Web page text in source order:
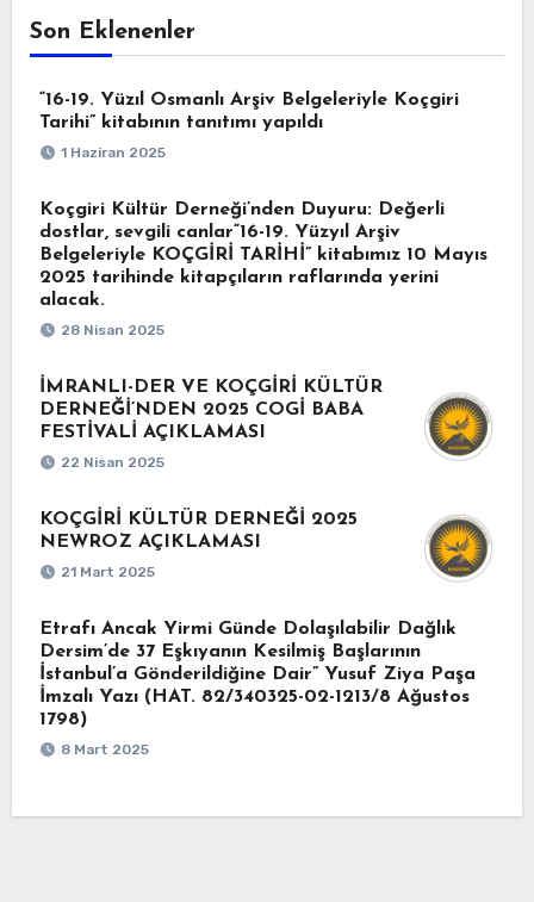
Son Eklenenler
“16-19. Yüzıl Osmanlı Arşiv Belgeleriyle Koçgiri
Tarihi” kitabının tanıtımı yapıldı
1 Haziran 2025
Koçgiri Kültür Derneği’nden Duyuru: Değerli
dostlar, sevgili canlar“16-19. Yüzyıl Arşiv
Belgeleriyle KOÇGİRİ TARİHİ” kitabımız 10 Mayıs
2025 tarihinde kitapçıların raflarında yerini
alacak.
28 Nisan 2025
İMRANLI-DER VE KOÇGİRİ KÜLTÜR
DERNEĞİ’NDEN 2025 COGİ BABA
FESTİVALİ AÇIKLAMASI
22 Nisan 2025
KOÇGİRİ KÜLTÜR DERNEĞİ 2025
NEWROZ AÇIKLAMASI
21 Mart 2025
Etrafı Ancak Yirmi Günde Dolaşılabilir Dağlık
Dersim’de 37 Eşkıyanın Kesilmiş Başlarının
İstanbul’a Gönderildiğine Dair” Yusuf Ziya Paşa
İmzalı Yazı (HAT. 82/340325-02-1213/8 Ağustos
1798)
8 Mart 2025